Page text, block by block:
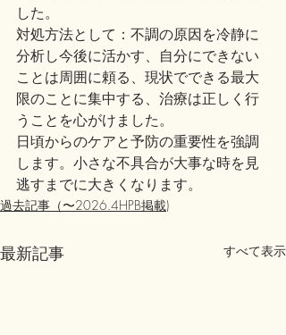
した。
対処方法として：不調の原因を冷静に
分析し今後に活かす、自分にできない
ことは周囲に頼る、現状でできる最大
限のことに集中する、治療は正しく行
うことを心がけました。
日頃からのケアと予防の重要性を強調
します。小さな不具合が大事な時を見
逃すまでに大きくなります。
過去記事（〜2026.4HPB掲載)
最新記事 すべて表示